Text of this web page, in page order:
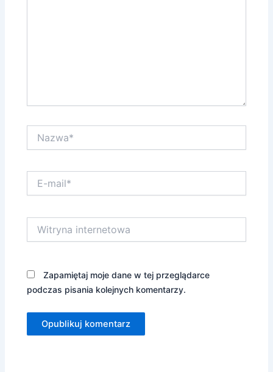
mail*
internetowa
Zapamiętaj moje dane w tej przeglądarce
podczas pisania kolejnych komentarzy.